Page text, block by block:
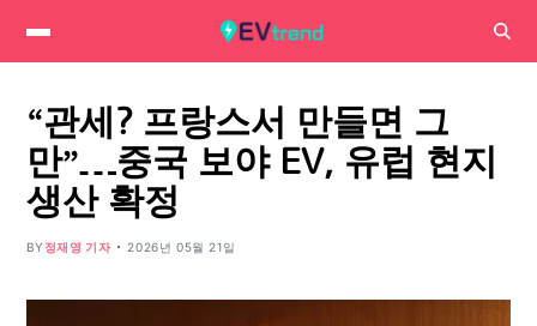
“관세? 프랑스서 만들면 그
만”…중국 보야 EV, 유럽 현지
생산 확정
BY 정재영 기자 2026년 05월 21일